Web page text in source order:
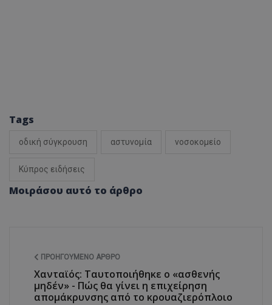
Tags
οδική σύγκρουση αστυνομία νοσοκομείο
Κύπρος ειδήσεις
Μοιράσου αυτό το άρθρο
ΠΡΟΗΓΟΎΜΕΝΟ ΆΡΘΡΟ
Χανταϊός: Ταυτοποιήθηκε ο «ασθενής
μηδέν» - Πώς θα γίνει η επιχείρηση
απομάκρυνσης από το κρουαζιερόπλοιο